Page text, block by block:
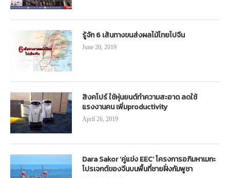
รู้จัก 6 เส้นทางขนส่งผลไม้ไทยไปจีน
June 20, 2019
สิงคโปร์ ใช้หุ่นยนต์ทำความสะอาด ลดใช้
แรงงานคน เพิ่มproductivity
April 26, 2019
Dara Sakor ‘คู่แข่ง EEC’ โครงการอภิมหาเมกะ
โปรเจกต์ของจีนบนพื้นที่ชายฝั่งกัมพูชา